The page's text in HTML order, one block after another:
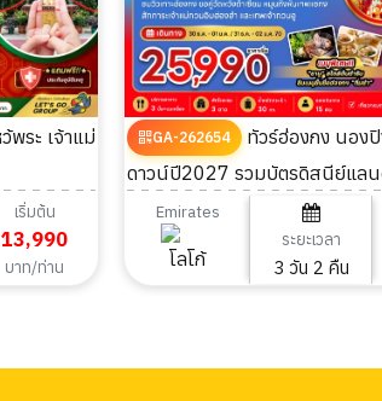
เริ่มต้น
13,990
บาท/ท่าน
GA-262654
ทัวร์ฮ่องกง นองปิง สายมู เคาท์
ดาวน์ปี2027 รวมบัตรดิสนีย์แล
Emirates
ระยะเวลา
3 วัน 2 คืน